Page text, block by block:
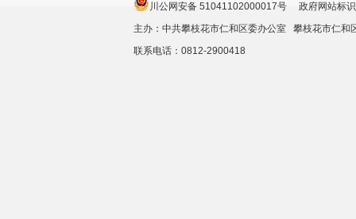
川公网安备 51041102000017号 政府网站
主办：中共攀枝花市仁和区委办公室 攀枝花市仁
联系电话：0812-2900418